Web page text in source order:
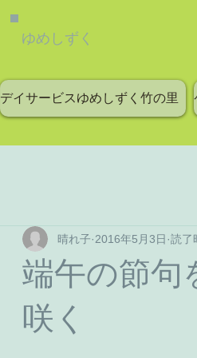
ゆめしずく
デイサービスゆめしずく竹の里
端午の節句
咲く
晴れ子 2016年5月3日 読了